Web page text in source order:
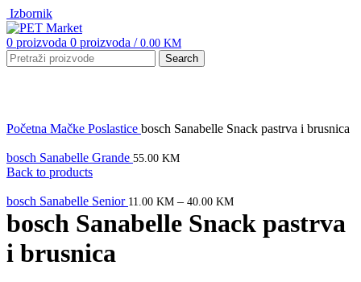
Izbornik
0 proizvoda 0 proizvoda / 0.00 KM
Search
Početna Mačke Poslastice bosch Sanabelle Snack pastrva i brusnica
bosch Sanabelle Grande 55.00 KM
Back to products
bosch Sanabelle Senior 11.00 KM – 40.00 KM
bosch Sanabelle Snack pastrva
i brusnica